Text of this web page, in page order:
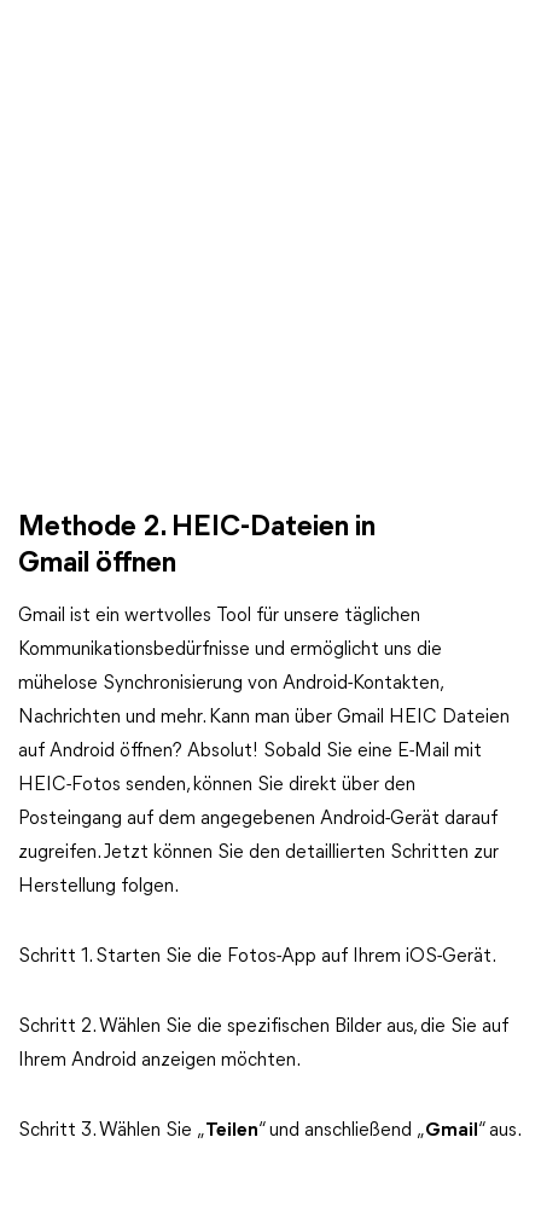
Methode 2. HEIC-Dateien in
Gmail öffnen
Gmail ist ein wertvolles Tool für unsere täglichen
Kommunikationsbedürfnisse und ermöglicht uns die
mühelose Synchronisierung von Android-Kontakten,
Nachrichten und mehr. Kann man über Gmail HEIC Dateien
auf Android öffnen? Absolut! Sobald Sie eine E-Mail mit
HEIC-Fotos senden, können Sie direkt über den
Posteingang auf dem angegebenen Android-Gerät darauf
zugreifen. Jetzt können Sie den detaillierten Schritten zur
Herstellung folgen.
Schritt 1. Starten Sie die Fotos-App auf Ihrem iOS-Gerät.
Schritt 2. Wählen Sie die spezifischen Bilder aus, die Sie auf
Ihrem Android anzeigen möchten.
Schritt 3. Wählen Sie „Teilen“ und anschließend „Gmail “ aus.